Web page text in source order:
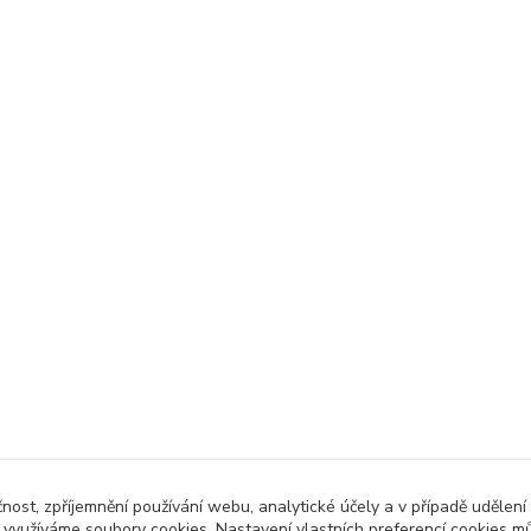
zpříjemnění používání webu, analytické účely a v případě